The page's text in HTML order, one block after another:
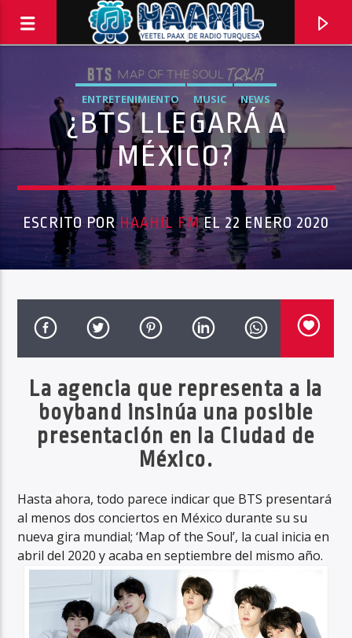
PROGRAMA ACTUAL
INFORMATIVO TURQUESA – 1RA EMISIÓN
Haahil FM
ENTRETENIMIENTO MUSIC NEWS
¿BTS LLEGARÁ A
MÉXICO?
ESCRITO POR HAAHIL FMEL 22 ENERO 2020
La agencia que representa a la
boyband insinúa una posible
presentación en la Ciudad de
México.
Hasta ahora, todo parece indicar que BTS presentará
al menos dos conciertos en México durante su su
nueva gira mundial; ‘Map of the Soul’, la cual inicia en
abril del 2020 y acaba en septiembre del mismo año.